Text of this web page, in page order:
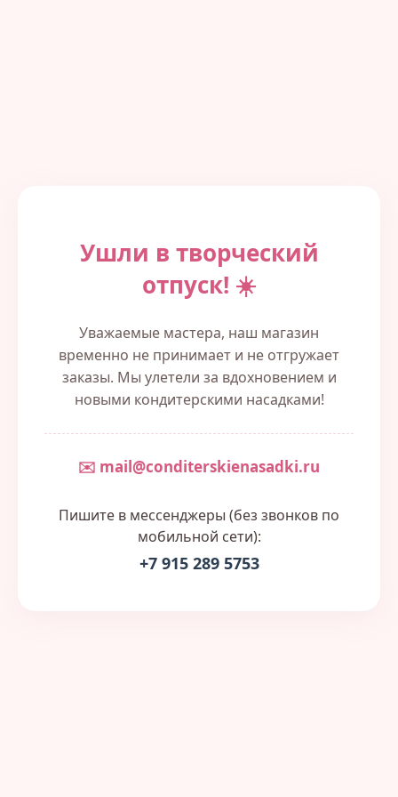
Ушли в творческий
отпуск! ☀️
Уважаемые мастера, наш магазин
временно не принимает и не отгружает
заказы. Мы улетели за вдохновением и
новыми кондитерскими насадками!
✉️ mail@conditerskienasadki.ru
Пишите в мессенджеры (без звонков по
мобильной сети):
+7 915 289 5753